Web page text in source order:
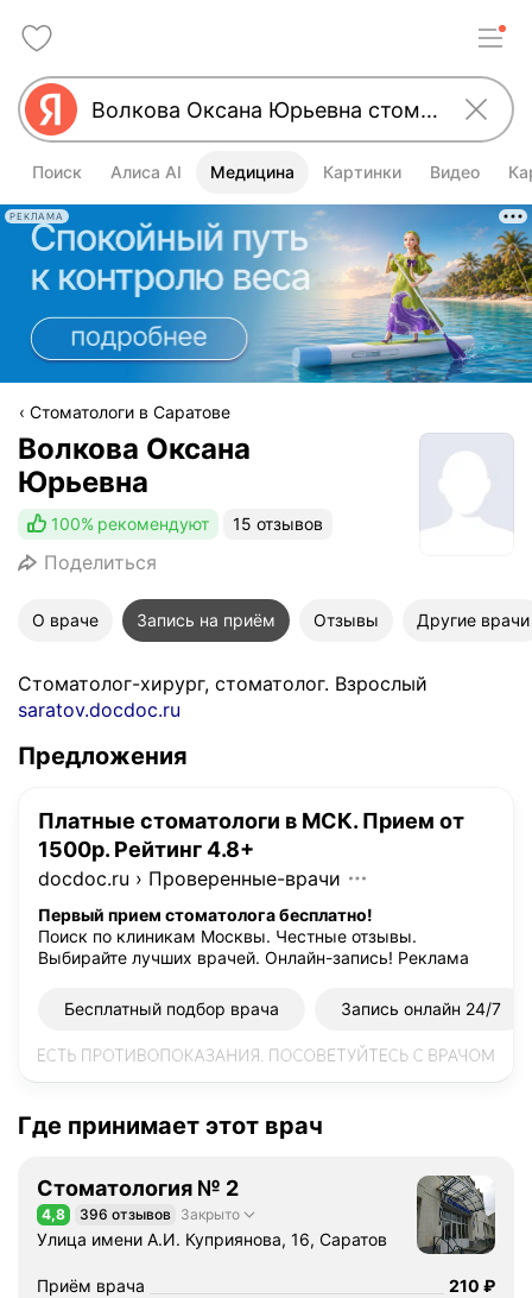
Поиск Алиса AI Медицина Картинки Видео
РЕКЛАМА
Стоматологи в Саратове
Волкова Оксана
Юрьевна
100% рекомендуют 15 отзывов
Поделиться
О враче Запись на приём Отзывы Другие врачи
Стоматолог-хирург, стоматолог. Взрослый
saratov.docdoc.ru
Предложения
Платные стоматологи в МСК. Прием от
1500р. Рейтинг 4.8+
docdoc.ru › Проверенные-врачи
Первый прием стоматолога бесплатно!
Поиск по клиникам Москвы. Честные отзывы.
Выбирайте лучших врачей. Онлайн-запись! Реклама
Бесплатный подбор врача Запись онлайн 24/7
Где принимает этот врач
Стоматология № 2
Рейтинг 4,8 из 5
4,8 396 отзывов Закрыто
Улица имени А.И. Куприянова, 16, Саратов
Приём врача Цена
210 ₽